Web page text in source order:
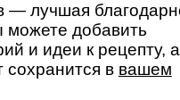
— лучшая
можете добавить
и идеи к рецепту, а
сохранится в вашем